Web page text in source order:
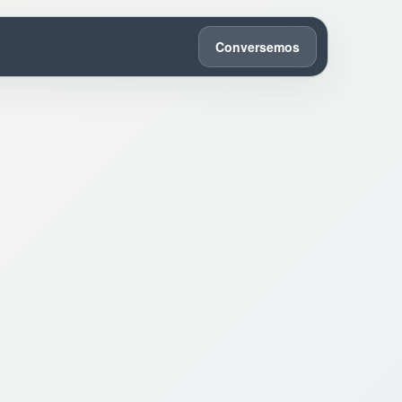
Conversemos